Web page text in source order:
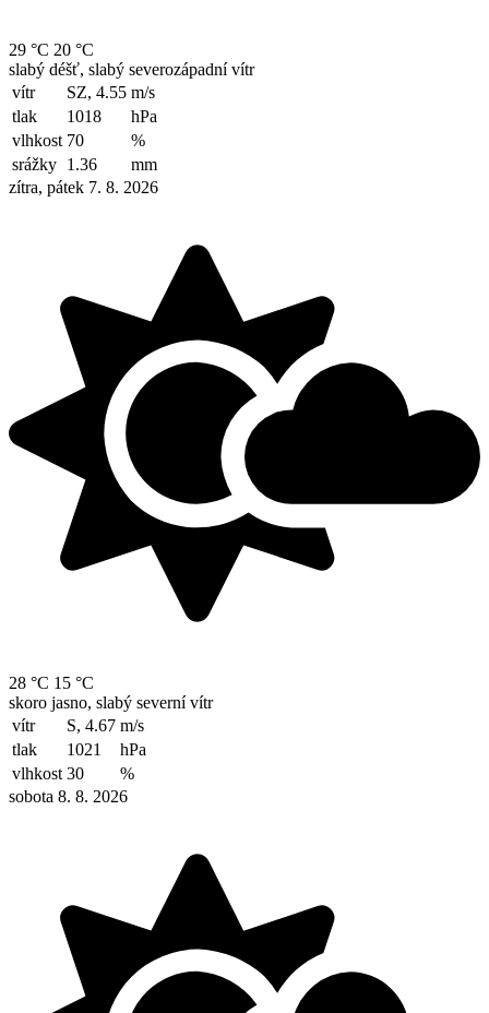
29 °C 20 °C
slabý déšť, slabý severozápadní vítr
vítr
SZ, 4.55 m/s
tlak
1018
hPa
vlhkost 70
%
srážky 1.36
mm
zítra, pátek 7. 8. 2026
28 °C 15 °C
skoro jasno, slabý severní vítr
vítr
S, 4.67 m/s
tlak
1021
hPa
vlhkost 30
%
sobota 8. 8. 2026